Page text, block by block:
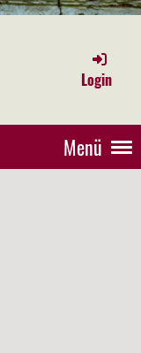
Login
Menü